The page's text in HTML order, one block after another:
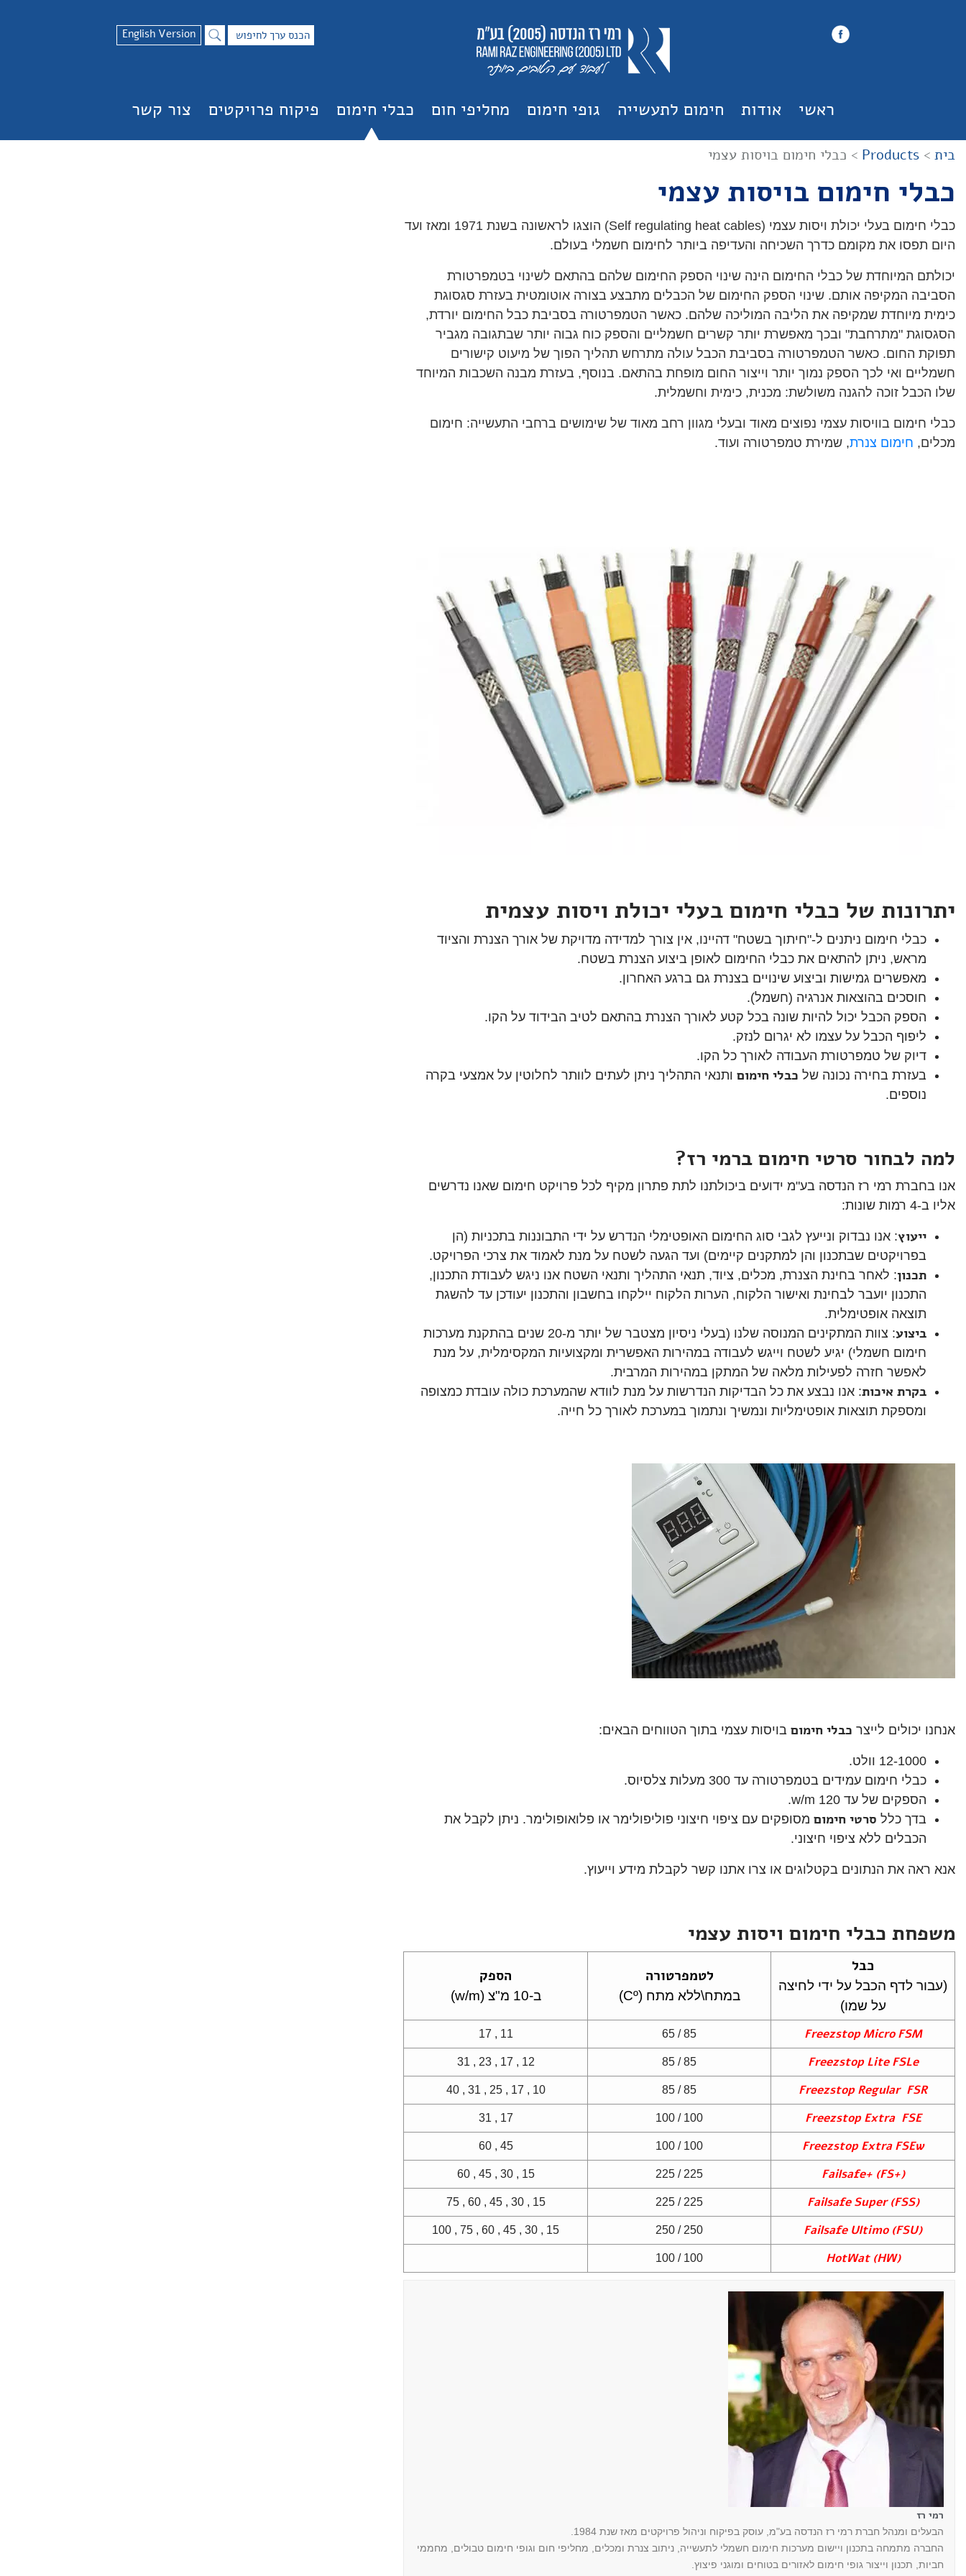
English Version
ראשי אודות חימום לתעשייה גופי חימום מחליפי חום כבלי חימום פיקוח פרויקטים צור קשר
בית >
Products
> כבלי חימום בויסות עצמי
כבלי חימום בויסות עצמי
כבלי חימום בעלי יכולת ויסות עצמי (Self regulating heat cables) הוצגו לראשונה בשנת 1971 ומאז ועד
היום תפסו את מקומם כדרך השכיחה והעדיפה ביותר לחימום חשמלי בעולם.
יכולתם המיוחדת של כבלי החימום הינה שינוי הספק החימום שלהם בהתאם לשינוי בטמפרטורת
הסביבה המקיפה אותם. שינוי הספק החימום של הכבלים מתבצע בצורה אוטומטית בעזרת סגסוגת
כימית מיוחדת שמקיפה את הליבה המוליכה שלהם. כאשר הטמפרטורה בסביבת כבל החימום יורדת,
הסגסוגת "מתרחבת" ובכך מאפשרת יותר קשרים חשמליים והספק כוח גבוה יותר שבתגובה מגביר
תפוקת החום. כאשר הטמפרטורה בסביבת הכבל עולה מתרחש תהליך הפוך של מיעוט קישורים
חשמליים ואי לכך הספק נמוך יותר וייצור החום מופחת בהתאם. בנוסף, בעזרת מבנה השכבות המיוחד
שלו הכבל זוכה להגנה משולשת: מכנית, כימית וחשמלית.
כבלי חימום בוויסות עצמי נפוצים מאוד ובעלי מגוון רחב מאוד של שימושים ברחבי התעשייה: חימום
מכלים, חימום צנרת, שמירת טמפרטורה ועוד.
יתרונות של כבלי חימום בעלי יכולת ויסות עצמית
כבלי חימום ניתנים ל-"חיתוך בשטח" דהיינו, אין צורך למדידה מדויקת של אורך הצנרת והציוד
מראש, ניתן להתאים את כבלי החימום לאופן ביצוע הצנרת בשטח.
מאפשרים גמישות וביצוע שינויים בצנרת גם ברגע האחרון.
חוסכים בהוצאות אנרגיה (חשמל).
הספק הכבל יכול להיות שונה בכל קטע לאורך הצנרת בהתאם לטיב הבידוד על הקו.
ליפוף הכבל על עצמו לא יגרום לנזק.
דיוק של טמפרטורת העבודה לאורך כל הקו.
בעזרת בחירה נכונה של כבלי חימום ותנאי התהליך ניתן לעתים לוותר לחלוטין על אמצעי בקרה
נוספים.
למה לבחור סרטי חימום ברמי רז?
אנו בחברת רמי רז הנדסה בע"מ ידועים ביכולתנו לתת פתרון מקיף לכל פרויקט חימום שאנו נדרשים
אליו ב-4 רמות שונות:
ייעוץ: אנו נבדוק ונייעץ לגבי סוג החימום האופטימלי הנדרש על ידי התבוננות בתכניות (הן
בפרויקטים שבתכנון והן למתקנים קיימים) ועד הגעה לשטח על מנת לאמוד את צרכי הפרויקט.
תכנון: לאחר בחינת הצנרת, מכלים, ציוד, תנאי התהליך ותנאי השטח אנו ניגש לעבודת התכנון,
התכנון יועבר לבחינת ואישור הלקוח, הערות הלקוח יילקחו בחשבון והתכנון יעודכן עד להשגת
תוצאה אופטימלית.
ביצוע
: צוות המתקינים המנוסה שלנו (בעלי ניסיון מצטבר של יותר מ-20 שנים בהתקנת מערכות
חימום חשמלי) יגיע לשטח וייגש לעבודה במהירות האפשרית ומקצועיות המקסימלית, על מנת
לאפשר חזרה לפעילות מלאה של המתקן במהירות המרבית.
בקרת איכות: אנו נבצע את כל הבדיקות הנדרשות על מנת לוודא שהמערכת כולה עובדת כמצופה
ומספקת תוצאות אופטימליות ונמשיך ונתמוך במערכת לאורך כל חייה.
אנחנו יכולים לייצר כבלי חימום בויסות עצמי בתוך הטווחים הבאים:
12-1000 וולט.
כבלי חימום עמידים בטמפרטורה עד 300 מעלות צלסיוס.
הספקים של עד 120 w/m.
בדך כלל סרטי חימום מסופקים עם ציפוי חיצוני פוליפולימר או פלואופולימר. ניתן לקבל את
הכבלים ללא ציפוי חיצוני.
אנא ראה את הנתונים בקטלוגים או צרו אתנו קשר לקבלת מידע וייעוץ.
משפחת כבלי חימום ויסות עצמי
כבל
(עבור לדף הכבל על ידי לחיצה
על שמו)
לטמפרטורה
במתח\ללא מתח (Cº)
הספק
ב-10 מ"צ ( w/m)
Freezstop Micro FSM
85 / 65
11 , 17
Freezstop Lite FSLe
85 / 85
12 , 17 , 23 , 31
Freezstop Regular FSR
85 / 85
10 , 17 , 25 , 31 , 40
Freezstop Extra FSE
100 / 100
17 , 31
Freezstop Extra FSEw
100 / 100
45 , 60
(+Failsafe+ (FS
225 / 225
15 , 30 , 45 , 60
(Failsafe Super (FSS
225 / 225
15 , 30 , 45 , 60 , 75
(Failsafe Ultimo (FSU
250 / 250
15 , 30 , 45 , 60 , 75 , 100
(HotWat (HW
100 / 100
רמי רז
הבעלים ומנהל חברת רמי רז הנדסה בע"מ, עוסק בפיקוח וניהול פרויקטים מאז שנת 1984.
החברה מתמחה בתכנון ויישום מערכות חימום חשמלי לתעשייה, ניתוב צנרת ומכלים, מחליפי חום וגופי חימום טבולים, מחממי
חביות, תכנון וייצור גופי חימום לאזורים בטוחים ומוגני פיצוץ.